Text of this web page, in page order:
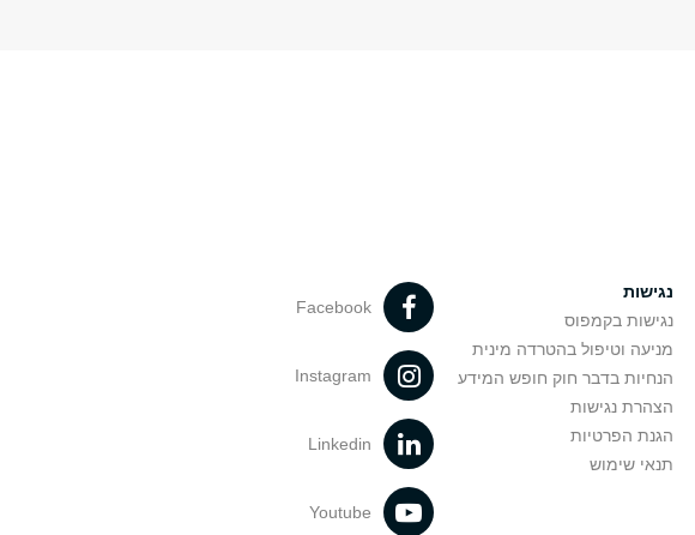
נגישות
נגישות בקמפוס
מניעה וטיפול בהטרדה מינית
הנחיות בדבר חוק חופש המידע
הצהרת נגישות
הגנת הפרטיות
תנאי שימוש
Facebook
Instagram
Linkedin
Youtube